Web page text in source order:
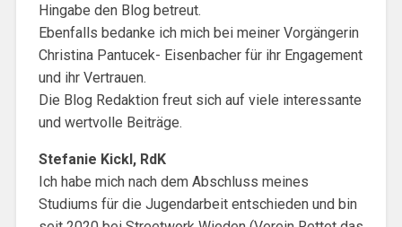
Hingabe den Blog betreut.
Ebenfalls bedanke ich mich bei meiner Vorgängerin
Christina Pantucek- Eisenbacher für ihr Engagement
und ihr Vertrauen.
Die Blog Redaktion freut sich auf viele interessante
und wertvolle Beiträge.
Stefanie Kickl, RdK
Ich habe mich nach dem Abschluss meines
Studiums für die Jugendarbeit entschieden und bin